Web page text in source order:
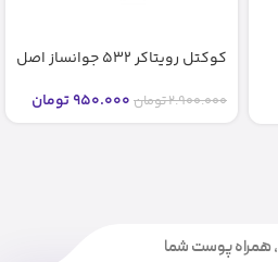
کوکتل رویتاکر 532 جوانساز اصل
2.900.000تومان 950.000تومان
، همراه پوست شما